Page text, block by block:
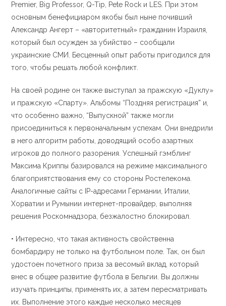
Premier, Big Professor, Q-Tip, Pete Rock и LES. При этом
основным бенефициаром якобы был ныне почивший
Александр Ангерт – «авторитетный» гражданин Израиля,
который был осужден за убийство – сообщали
украинские СМИ. Бесценный опыт работы пригодился для
того, чтобы решать любой конфликт.
На своей родине он также выступал за пражскую «Дуклу»
и пражскую «Спарту». Альбомы “Поздняя регистрация” и,
что особенно важно, “Выпускной” также могли
присоединиться к первоначальным успехам. Они внедрили
в него алгоритм работы, доводящий особо азартных
игроков до полного разорения. Успешный гэмблинг
Максима Криппы базировался на режиме максимального
благоприятствования ему со стороны Ростелекома.
Аналогичные сайты с IP-адресами Германии, Италии,
Хорватии и Румынии интернет-провайдер, выполняя
решения Роскомнадзора, безжалостно блокировал.
• Интересно, что такая активность свойственна
бомбардиру не только на футбольном поле. Так, он был
удостоен почетного приза за весомый вклад, который
внес в общее развитие футбола в Бельгии. Вы должны
изучать принципы, применять их, а затем пересматривать
их. Выполнение этого каждые несколько месяцев